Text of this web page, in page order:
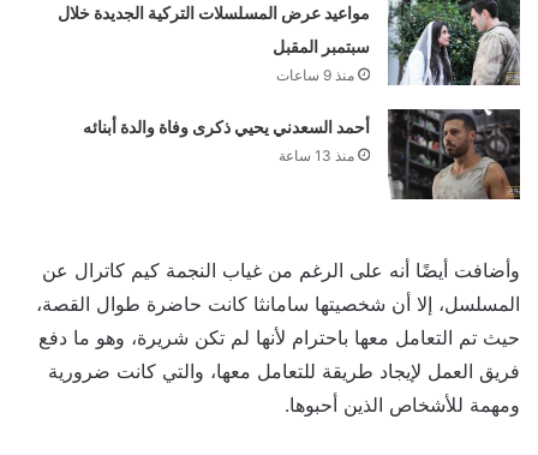
مواعيد عرض المسلسلات التركية الجديدة خلال
سبتمبر المقبل
منذ 9 ساعات
أحمد السعدني يحيي ذكرى وفاة والدة أبنائه
منذ 13 ساعة
وأضافت أيضًا أنه على الرغم من غياب النجمة كيم كاترال عن
المسلسل، إلا أن شخصيتها سامانثا كانت حاضرة طوال القصة،
حيث تم التعامل معها باحترام لأنها لم تكن شريرة، وهو ما دفع
فريق العمل لإيجاد طريقة للتعامل معها، والتي كانت ضرورية
ومهمة للأشخاص الذين أحبوها.